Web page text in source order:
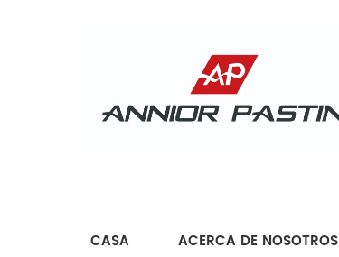
CASA ACERCA DE NOSOTROS